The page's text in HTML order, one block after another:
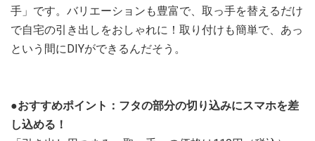
手」です。バリエーションも豊富で、取っ手を替えるだけ
で自宅の引き出しをおしゃれに！取り付けも簡単で、あっ
という間にDIYができるんだそう。
●おすすめポイント：フタの部分の切り込みにスマホを差
し込める！